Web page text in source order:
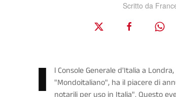
Scritto da
I lConsole Generale d'Italia a
"Mondoitaliano", ha il piacere di